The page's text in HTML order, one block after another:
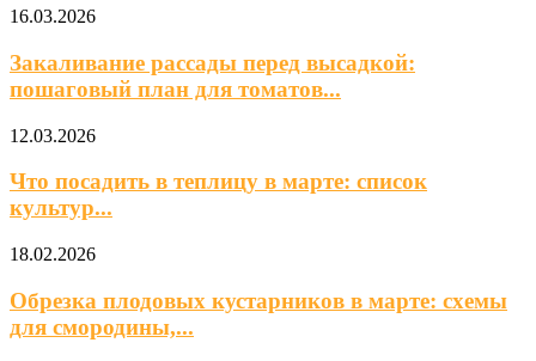
16.03.2026
Закаливание рассады перед высадкой:
пошаговый план для томатов...
12.03.2026
Что посадить в теплицу в марте: список
культур...
18.02.2026
Обрезка плодовых кустарников в марте: схемы
для смородины,...